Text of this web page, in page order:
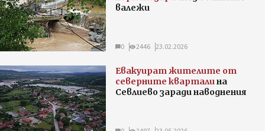
валежи
0 2446 23.02.2026
Евакуират жителите от
северните кварталина
Севлиево заради наводнения